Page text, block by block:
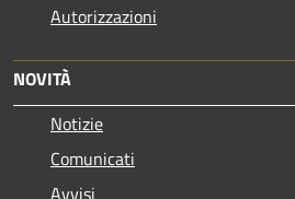
Autorizzazioni
NOVITÀ
Notizie
Comunicati
Avvisi